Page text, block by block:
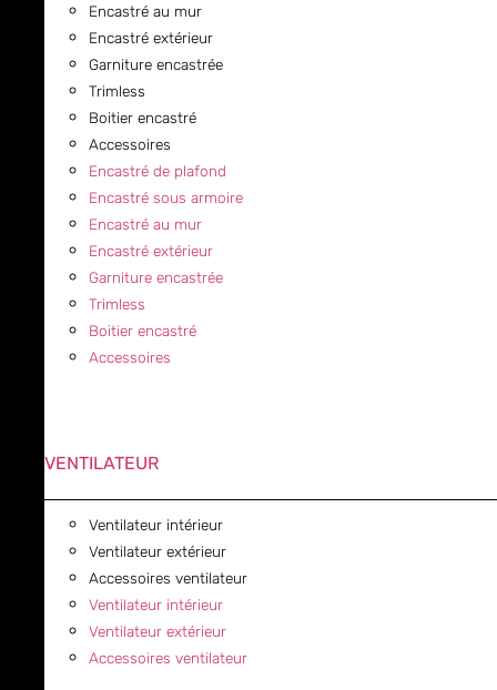
Encastré au mur
Encastré extérieur
Garniture encastrée
Trimless
Boitier encastré
Accessoires
Encastré de plafond
Encastré sous armoire
Encastré au mur
Encastré extérieur
Garniture encastrée
Trimless
Boitier encastré
Accessoires
VENTILATEUR
Ventilateur intérieur
Ventilateur extérieur
Accessoires ventilateur
Ventilateur intérieur
Ventilateur extérieur
Accessoires ventilateur